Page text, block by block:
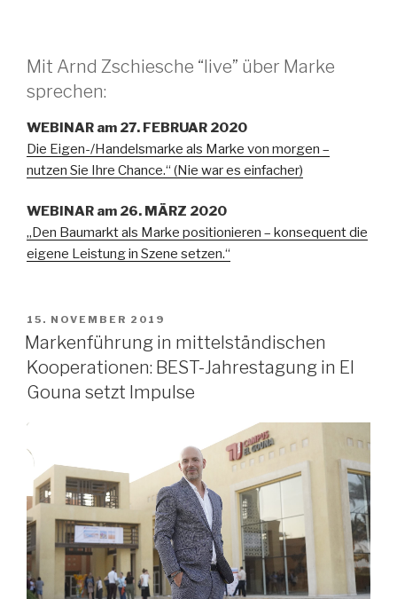
Mit Arnd Zschiesche “live” über Marke
sprechen:
WEBINAR am 27. FEBRUAR 2020
Die Eigen-/Handelsmarke als Marke von morgen –
nutzen Sie Ihre Chance.“ (Nie war es einfacher)
WEBINAR am 26. MÄRZ 2020
„Den Baumarkt als Marke positionieren – konsequent die
eigene Leistung in Szene setzen.“
VERÖFFENTLICHT
AM
15. NOVEMBER 2019
Markenführung in mittelständischen
Kooperationen: BEST-Jahrestagung in El
Gouna setzt Impulse